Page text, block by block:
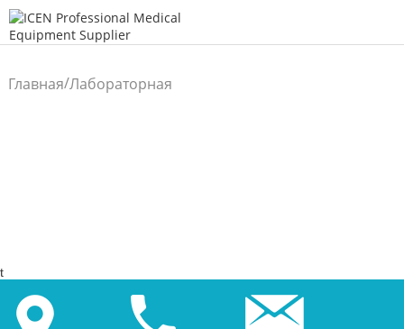
Главная/Лабораторная
t